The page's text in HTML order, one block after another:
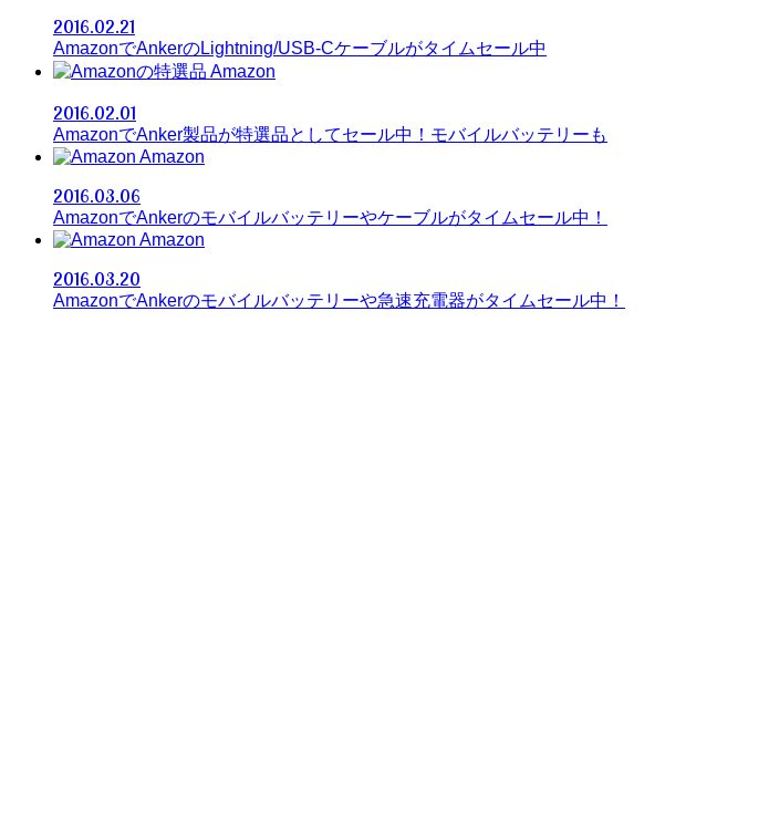
2016.02.21
AmazonでAnkerのLightning/USB-Cケーブルがタイムセール中
Amazon
2016.02.01
AmazonでAnker製品が特選品としてセール中！モバイルバッテリーも
Amazon
2016.03.06
AmazonでAnkerのモバイルバッテリーやケーブルがタイムセール中！
Amazon
2016.03.20
AmazonでAnkerのモバイルバッテリーや急速充電器がタイムセール中！